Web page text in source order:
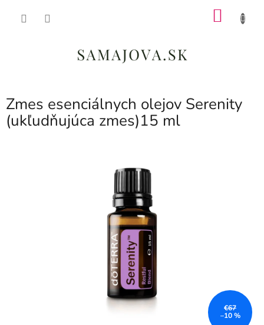
Zmes esenciálnych olejov Serenity
(ukľudňujúca zmes)15 ml
€67
–10 %